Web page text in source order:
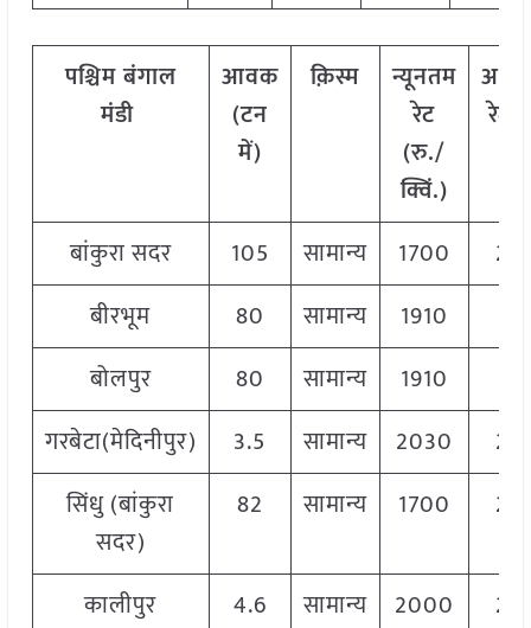
पश्चिम बंगाल
मंडी
आवक
(टन
में)
क़िस्म
न्यूनतम
रेट
(रु./
क्विं.)
रेट
बांकुरा सदर 105 सामान्य 1700
बीरभूम
80 सामान्य 1910
बोलपुर
80 सामान्य 1910
गरबेटा(मेदिनीपुर)
3.5 सामान्य 2030
सिंधु (बांकुरा
सदर)
82 सामान्य 1700
कालीपुर 4.6 सामान्य 2000